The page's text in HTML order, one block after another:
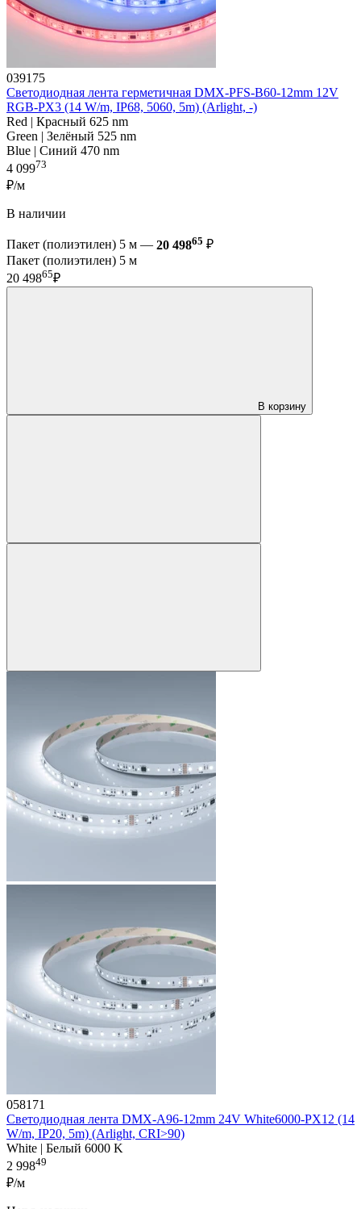
039175
Светодиодная лента герметичная DMX-PFS-B60-12mm 12V
RGB-PX3 (14 W/m, IP68, 5060, 5m) (Arlight, -)
Red | Красный 625 nm
Green | Зелёный 525 nm
Blue | Синий 470 nm
4 09973
₽/м
В наличии
Пакет (полиэтилен) 5 м — 20 49865 ₽
Пакет (полиэтилен) 5 м
20 49865₽
В корзину
058171
Светодиодная лента DMX-A96-12mm 24V White6000-PX12 (14
W/m, IP20, 5m) (Arlight, CRI>90)
White | Белый 6000 K
2 99849
₽/м